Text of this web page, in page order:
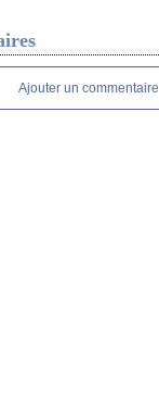
Ajouter un commentaire